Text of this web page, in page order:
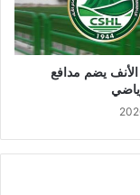
يضم مدافع